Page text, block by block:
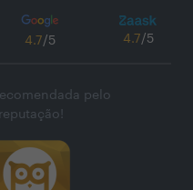
4.7/5 4.7/5
pelo